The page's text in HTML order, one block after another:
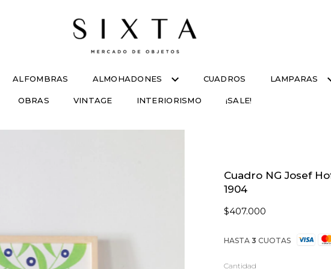
ALFOMBRAS ALMOHADONES CUADROS LAMPARAS
OBRAS VINTAGE INTERIORISMO ¡SALE!
Cuadro NG Josef
1904
$407.000
HASTA 3 CUOTAS
Cantidad